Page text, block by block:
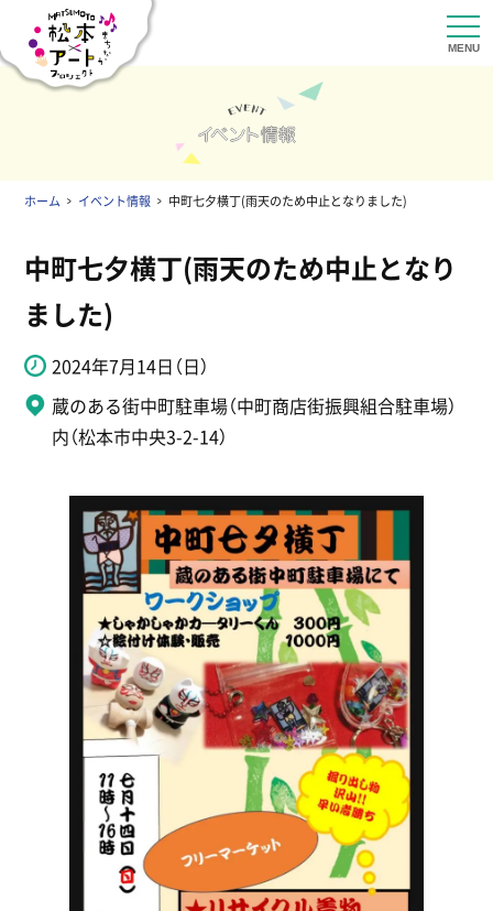
ホーム イベント情報 中町七夕横丁(雨天のため中止となりました)
中町七夕横丁(雨天のため中止となり
ました)
2024年7月14日（日）
蔵のある街中町駐車場（中町商店街振興組合駐車場）
内（松本市中央3-2-14）